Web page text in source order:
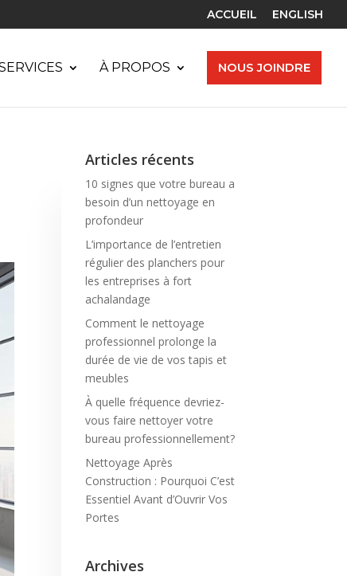
ACCUEIL ENGLISH
À PROPOS NOUS JOINDRE
Articles récents
10 signes que votre bureau a
besoin d’un nettoyage en
profondeur
L’importance de l’entretien
régulier des planchers pour
les entreprises à fort
achalandage
Comment le nettoyage
professionnel prolonge la
durée de vie de vos tapis et
meubles
À quelle fréquence devriez-
vous faire nettoyer votre
bureau professionnellement?
Nettoyage Après
Construction : Pourquoi C’est
Essentiel Avant d’Ouvrir Vos
Portes
Archives